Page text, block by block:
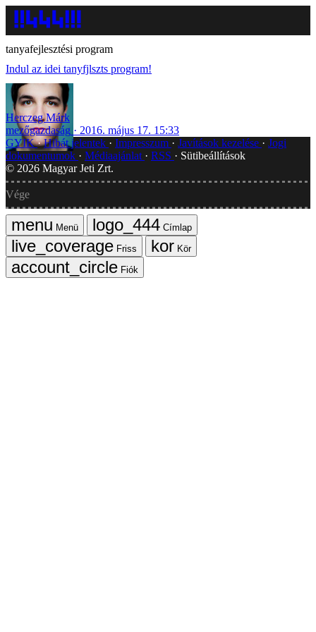
tanyafejlesztési program
Indul az idei tanyfjlszts program!
Herczeg Márk
mezőgazdaság
2016. május 17. 15:33
GYIK Hibát jelentek Impresszum Javítások kezelése
Jogi
dokumentumok
Médiaajánlat RSS
Sütibeállítások
© 2026 Magyar Jeti Zrt.
Vége
Menü
Címlap
Friss
Kör
Fiók